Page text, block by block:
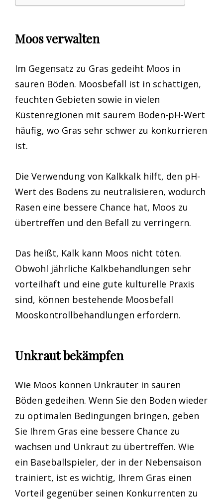
Moos verwalten
Im Gegensatz zu Gras gedeiht Moos in
sauren Böden. Moosbefall ist in schattigen,
feuchten Gebieten sowie in vielen
Küstenregionen mit saurem Boden-pH-Wert
häufig, wo Gras sehr schwer zu konkurrieren
ist.
Die Verwendung von Kalkkalk hilft, den pH-
Wert des Bodens zu neutralisieren, wodurch
Rasen eine bessere Chance hat, Moos zu
übertreffen und den Befall zu verringern.
Das heißt, Kalk kann Moos nicht töten.
Obwohl jährliche Kalkbehandlungen sehr
vorteilhaft und eine gute kulturelle Praxis
sind, können bestehende Moosbefall
Mooskontrollbehandlungen erfordern.
Unkraut bekämpfen
Wie Moos können Unkräuter in sauren
Böden gedeihen. Wenn Sie den Boden wieder
zu optimalen Bedingungen bringen, geben
Sie Ihrem Gras eine bessere Chance zu
wachsen und Unkraut zu übertreffen. Wie
ein Baseballspieler, der in der Nebensaison
trainiert, ist es wichtig, Ihrem Gras einen
Vorteil gegenüber seinen Konkurrenten zu